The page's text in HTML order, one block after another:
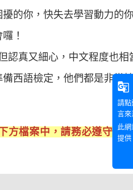
的你，快失去學習動力的
！
認真又細心，中文程度也相
西語檢定，他們都是非常棒
方檔案中，請務必遵守預
g_translate
請點
言來
此
提供